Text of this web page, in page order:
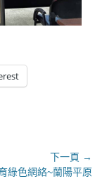
下一頁 →
綠色網絡~蘭陽平原